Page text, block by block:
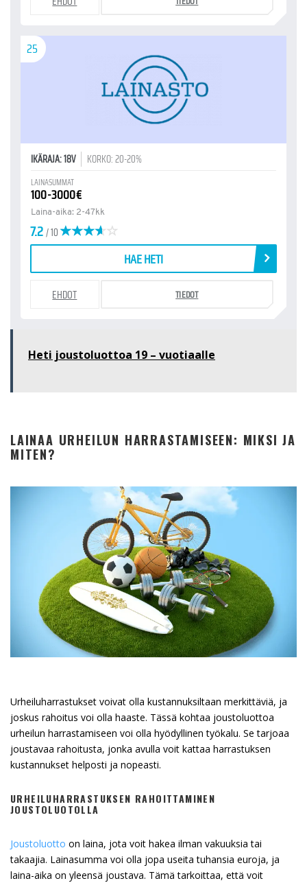
25
IKÄRAJA: 18V KORKO: 20-20%
LAINASUMMAT
100-3000€
Laina-aika: 2-47kk
7.2/ 10
HAE HETI
EHDOT TIEDOT
Heti joustoluottoa 19 – vuotiaalle
LAINAA URHEILUN HARRASTAMISEEN: MIKSI JA
MITEN?
Urheiluharrastukset voivat olla kustannuksiltaan merkittäviä, ja
joskus rahoitus voi olla haaste. Tässä kohtaa joustoluottoa
urheilun harrastamiseen voi olla hyödyllinen työkalu. Se tarjoaa
joustavaa rahoitusta, jonka avulla voit kattaa harrastuksen
kustannukset helposti ja nopeasti.
URHEILUHARRASTUKSEN RAHOITTAMINEN
JOUSTOLUOTOLLA
Joustoluotto on laina, jota voit hakea ilman vakuuksia tai
takaajia. Lainasumma voi olla jopa useita tuhansia euroja, ja
laina-aika on yleensä joustava. Tämä tarkoittaa, että voit